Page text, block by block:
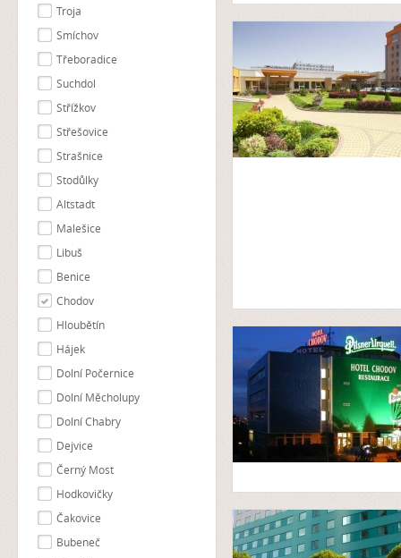
Troja
Smíchov
Třeboradice
Suchdol
Střížkov
Střešovice
Strašnice
Stodůlky
Altstadt
Malešice
Libuš
Benice
Chodov
Hloubětín
Hájek
Dolní Počernice
Dolní Měcholupy
Dolní Chabry
Dejvice
Černý Most
Hodkovičky
Čakovice
Bubeneč